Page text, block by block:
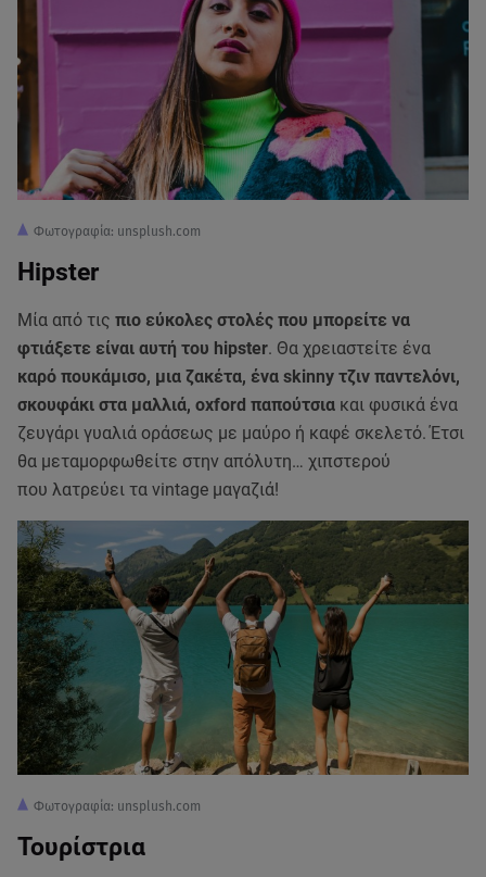
Φωτογραφία: unsplush.com
Hipster
Μία από τις πιο εύκολες στολές που μπορείτε να
φτιάξετε είναι αυτή του hipster. Θα χρειαστείτε ένα
καρό πουκάμισο, μια ζακέτα, ένα skinny τζιν παντελόνι,
σκουφάκι στα μαλλιά, oxford παπούτσια και φυσικά ένα
ζευγάρι γυαλιά οράσεως με μαύρο ή καφέ σκελετό. Έτσι
θα μεταμορφωθείτε στην απόλυτη… χιπστερού
που λατρεύει τα vintage μαγαζιά!
Φωτογραφία: unsplush.com
Τουρίστρια